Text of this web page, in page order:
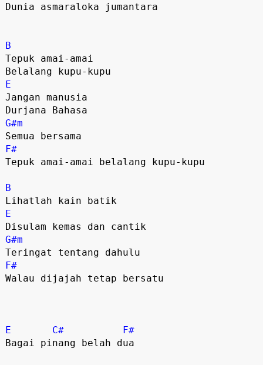
Dunia asmaraloka jumantara
B
Tepuk amai-amai
E
Jangan manusia
G#m
F#
Tepuk amai-amai belalang kupu-kupu
B
E
Disulam kemas dan cantik
G#m
F#
Walau dijajah tetap bersatu
E C#
F#
Bagai pinang belah dua